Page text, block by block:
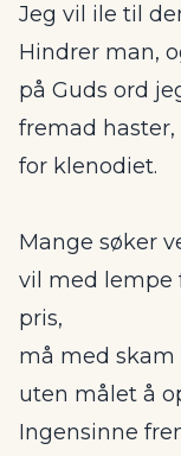
Jeg vil ile til
Hindrer man,
på Guds ord
fremad
for klenodiet.
Mange søker
vil med lempe
pris,
må med skam
uten målet å
Ingensinne